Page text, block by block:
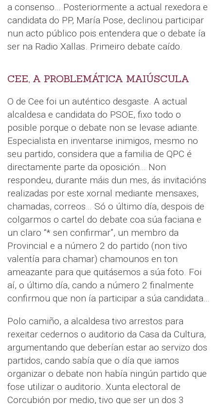
a consenso… Posteriormente a actual rexedora e
candidata do PP, María Pose, declinou participar
nun acto público pois entendera que o debate ía
ser na Radio Xallas. Primeiro debate caído.
CEE, A PROBLEMÁTICA MAIÚSCULA
O de Cee foi un auténtico desgaste. A actual
alcaldesa e candidata do PSOE, fixo todo o
posible porque o debate non se levase adiante.
Especialista en inventarse inimigos, mesmo no
seu partido, considera que a familia de QPC é
directamente parte da oposición… Non
respondeu, durante máis dun mes, ás invitacións
realizadas por este xornal mediante mensaxes,
chamadas, correos… Só o último día, despois de
colgarmos o cartel do debate coa súa faciana e
un claro “* sen confirmar”, un membro da
Provincial e a número 2 do partido (non tivo
valentía para chamar) chamounos en ton
ameazante para que quitásemos a súa foto. Foi
aí, o último día, cando a número 2 finalmente
confirmou que non ía participar a súa candidata…
Polo camiño, a alcaldesa tivo arrestos para
rexeitar cedernos o auditorio da Casa da Cultura,
argumentando que deberían estar ao servizo dos
partidos, cando sabía que o día que iamos
organizar o debate non había ningún partido que
fose utilizar o auditorio. Xunta electoral de
Corcubión por medio, tivo que ser un dos 3